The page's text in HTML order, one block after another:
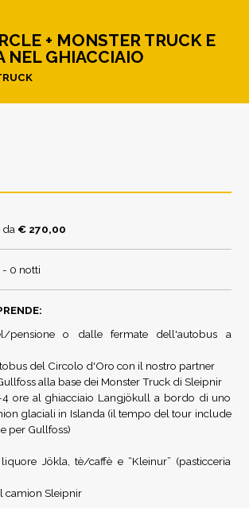
+ MONSTER TRUCK E
NEL GHIACCIAIO
da € 270,00
- 0 notti
pensione o dalle fermate dell'autobus a
del Circolo d'Oro con il nostro partner
alla base dei Monster Truck di Sleipnir
ore al ghiacciaio Langjökull a bordo di uno
glaciali in Islanda (il tempo del tour include
per Gullfoss)
Jökla, tè/caffè e “Kleinur” (pasticceria
camion Sleipnir